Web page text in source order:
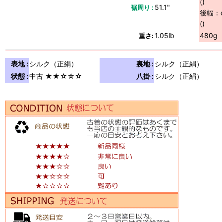
裾周り : 51.1"
()
後幅
()
重さ:1.05lb 480g
表地 :シルク（正絹） 裏地 :シルク（正絹）
状態 :中古 ★★☆☆☆ 八掛 :シルク（正絹）